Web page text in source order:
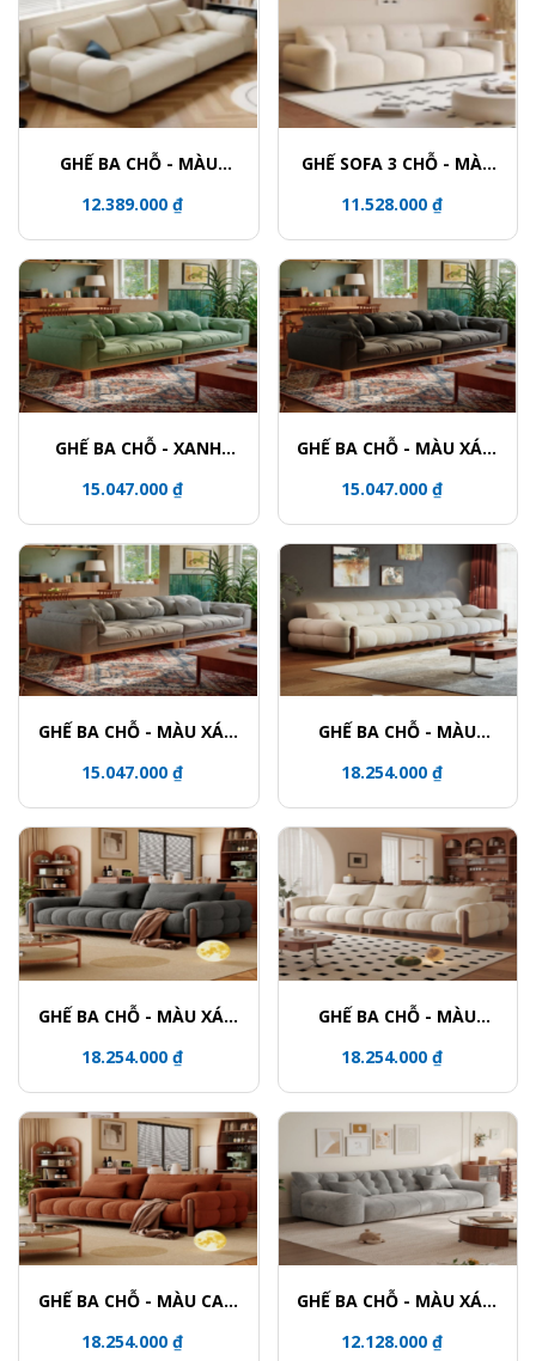
GHẾ BA CHỖ - MÀU
12.389.000 ₫
GHẾ SOFA 3 CHỖ - MÀU
11.528.000 ₫
GHẾ BA CHỖ - XANH
15.047.000 ₫
GHẾ BA CHỖ - MÀU XÁM
15.047.000 ₫
GHẾ BA CHỖ - MÀU XÁM
15.047.000 ₫
GHẾ BA CHỖ - MÀU
18.254.000 ₫
GHẾ BA CHỖ - MÀU XÁM
18.254.000 ₫
GHẾ BA CHỖ - MÀU
18.254.000 ₫
GHẾ BA CHỖ - MÀU CAM
18.254.000 ₫
GHẾ BA CHỖ - MÀU XÁM
12.128.000 ₫